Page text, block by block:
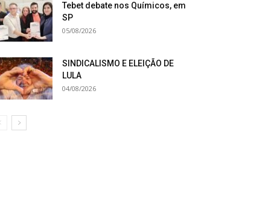
Tebet debate nos Químicos, em
SP
05/08/2026
SINDICALISMO E ELEIÇÃO DE
LULA
04/08/2026